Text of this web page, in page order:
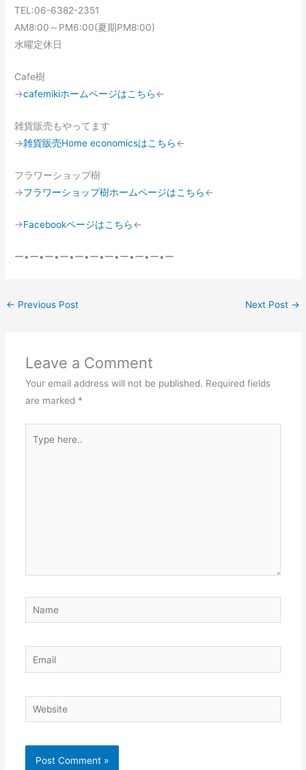
TEL:06-6382-2351
AM8:00～PM6:00(夏期PM8:00)
水曜定休日
Cafe樹
→cafemikiホームページはこちら←
雑貨販売もやってます
→雑貨販売Home economicsはこちら←
フラワーショップ樹
→フラワーショップ樹ホームページはこちら←
→Facebookページはこちら←
ー•ー•ー•ー•ー•ー•ー•ー•ー•ー•ー
← Previous Post Next Post →
Leave a Comment
Your email address will not be published. Required fields
are marked *
here..
Name
Email
Website